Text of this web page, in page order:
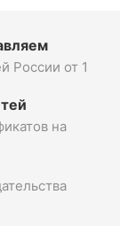
России от 1
на